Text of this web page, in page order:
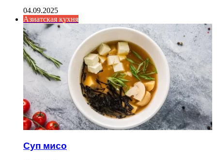
04.09.2025
Азиатская кухня
Суп мисо